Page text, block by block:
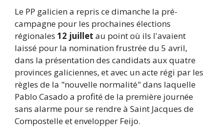
Le PP galicien a repris ce dimanche la pré-
campagne pour les prochaines élections
régionales 12 juillet au point où ils l'avaient
laissé pour la nomination frustrée du 5 avril,
dans la présentation des candidats aux quatre
provinces galiciennes, et avec un acte régi par les
règles de la "nouvelle normalité" dans laquelle
Pablo Casado a profité de la première journée
sans alarme pour se rendre à Saint Jacques de
Compostelle et envelopper Feijo.